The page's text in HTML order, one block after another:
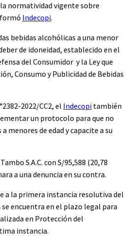
normatividad vigente sobre
Indecopi.
bebidas alcohólicas a una menor
de idoneidad, establecido en el
del Consumidor y la Ley que
Consumo y Publicidad de Bebidas
2022/CC2, el Indecopi también
un protocolo para que no
menores de edad y capacite a su
S.A.C. con S/95,588 (20,78
a una denuncia en su contra.
a la primera instancia resolutiva del
encuentra en el plazo legal para
en Protección del
instancia.